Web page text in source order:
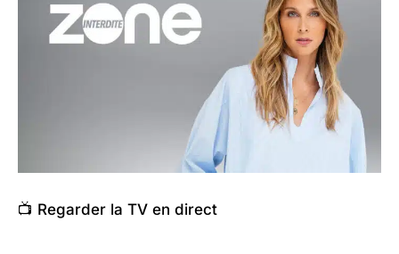
📺 Regarder la TV en direct